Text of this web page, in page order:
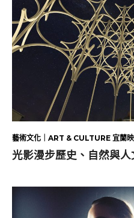
藝術文化｜ART & CULTURE 宜蘭
光影漫步歷史、自然與